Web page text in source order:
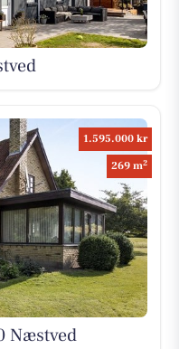
1.595.000 kr
269 m2
Næstved